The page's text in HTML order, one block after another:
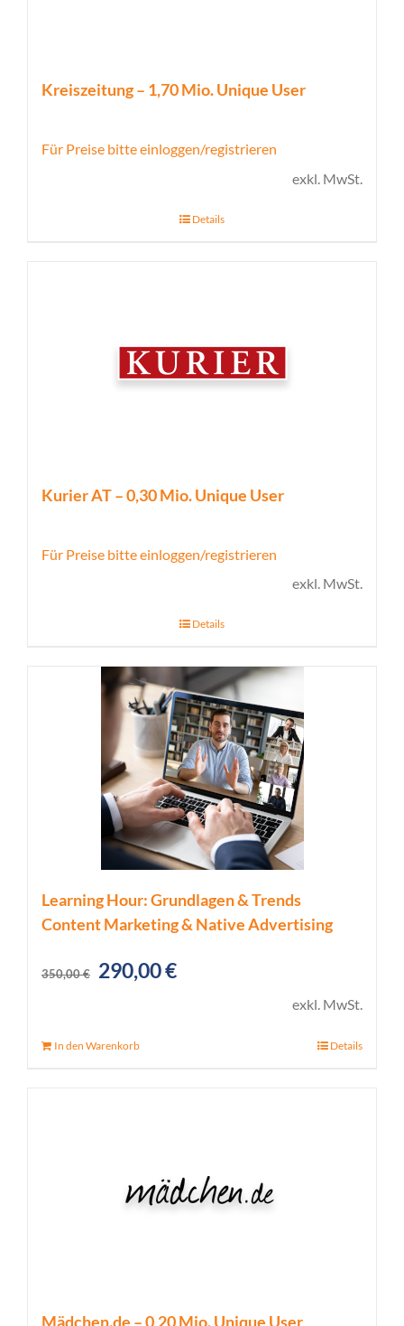
Kreiszeitung – 1,70 Mio. Unique User
Für Preise bitte einloggen/registrieren
exkl. MwSt.
Details
Kurier AT – 0,30 Mio. Unique User
Für Preise bitte einloggen/registrieren
exkl. MwSt.
Details
Learning Hour: Grundlagen & Trends
Content Marketing & Native Advertising
350,00€
Ursprünglicher
290,00€Aktueller
exkl. MwSt.
In den Warenkorb Details
Mädchen.de – 0,20 Mio. Unique User